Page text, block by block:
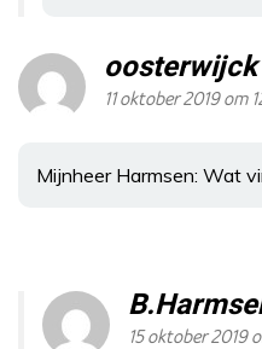
oosterwijck
11 oktober 2019 om
Mijnheer Harmsen: Wat
15 oktober 2019